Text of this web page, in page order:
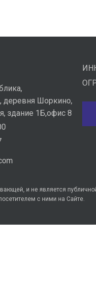
деревня Шоркино,
здание 1Б,офис 8
и не является
с ними на Сайте.